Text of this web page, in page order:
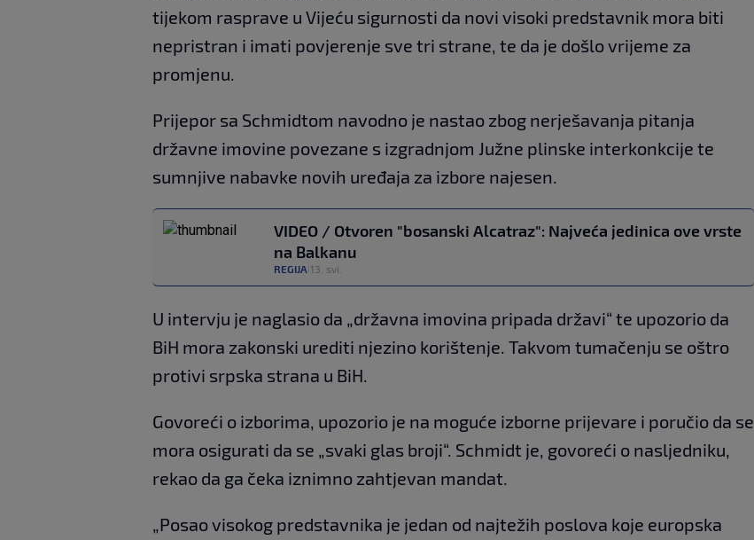
tijekom rasprave u Vijeću sigurnosti da novi visoki predstavnik mora biti
nepristran i imati povjerenje sve tri strane, te da je došlo vrijeme za
promjenu.
Prijepor sa Schmidtom navodno je nastao zbog nerješavanja pitanja
državne imovine povezane s izgradnjom Južne plinske interkonkcije te
sumnjive nabavke novih uređaja za izbore najesen.
VIDEO / Otvoren "bosanski Alcatraz": Najveća jedinica ove vrste
na Balkanu
REGIJA 13. svi.
U intervju je naglasio da „državna imovina pripada državi“ te upozorio da
BiH mora zakonski urediti njezino korištenje. Takvom tumačenju se oštro
protivi srpska strana u BiH.
Govoreći o izborima, upozorio je na moguće izborne prijevare i poručio da se
mora osigurati da se „svaki glas broji“. Schmidt je, govoreći o nasljedniku,
rekao da ga čeka iznimno zahtjevan mandat.
„Posao visokog predstavnika je jedan od najtežih poslova koje europska